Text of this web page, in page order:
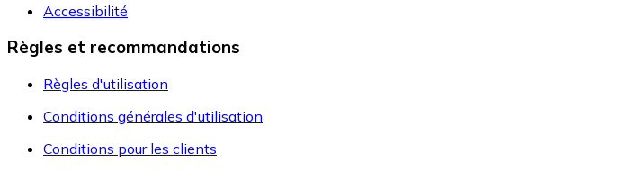
Accessibilité
Règles et recommandations
Règles d'utilisation
Conditions générales d'utilisation
Conditions pour les clients